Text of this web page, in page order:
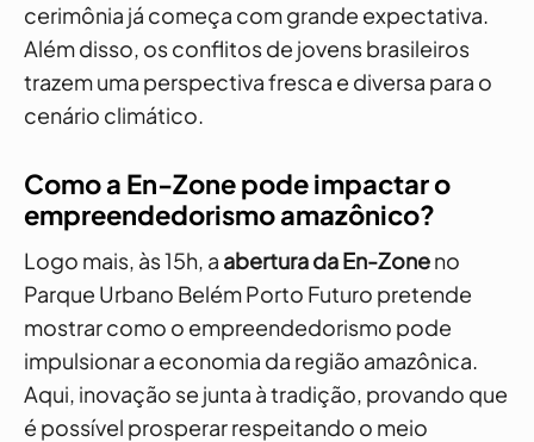
cerimônia já começa com grande expectativa.
Além disso, os conflitos de jovens brasileiros
trazem uma perspectiva fresca e diversa para o
cenário climático.
Como a En-Zone pode impactar o
empreendedorismo amazônico?
Logo mais, às 15h, a abertura da En-Zoneno
Parque Urbano Belém Porto Futuro pretende
mostrar como o empreendedorismo pode
impulsionar a economia da região amazônica.
Aqui, inovação se junta à tradição, provando que
é possível prosperar respeitando o meio